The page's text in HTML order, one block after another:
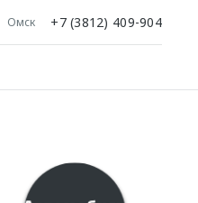
Омск +7 (3812) 409-904